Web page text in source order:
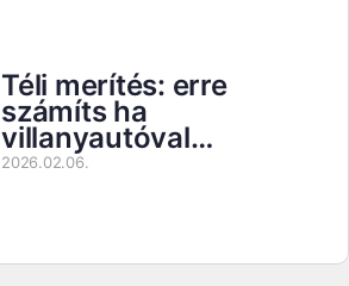
Téli merítés: erre
számíts ha
villanyautóval…
2026.02.06.